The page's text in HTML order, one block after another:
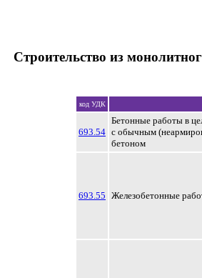
Строительство из
код УДК
693.54
Бетонные работы в
с обычным
бетоном
693.55 Железобетонные